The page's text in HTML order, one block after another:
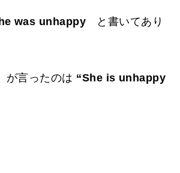
was unhappyと書いてあり
が言ったのは “She is unhappy